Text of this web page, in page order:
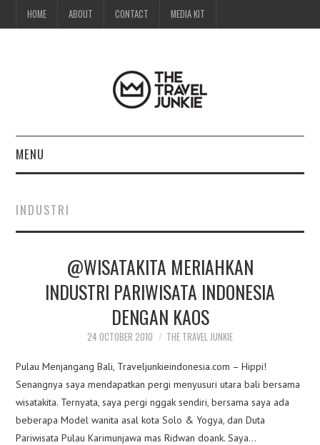
HOME ABOUT CONTACT MEDIA KIT
MENU
ABOUT
CONTACT
MEDIA KIT
INDUSTRI
@WISATAKITA MERIAHKAN
INDUSTRI PARIWISATA INDONESIA
DENGAN KAOS
24 OCTOBER 2010 THE TRAVEL JUNKIE
Pulau Menjangang Bali, Traveljunkieindonesia.com – Hippi!
Senangnya saya mendapatkan pergi menyusuri utara bali bersama
wisatakita. Ternyata, saya pergi nggak sendiri, bersama saya ada
beberapa Model wanita asal kota Solo & Yogya, dan Duta
Pariwisata Pulau Karimunjawa mas Ridwan doank. Saya…